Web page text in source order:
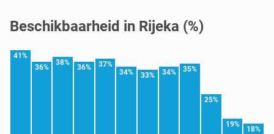
Beschikbaarheid in Rijeka (%)
41%
36%
38%
36% 37%
34% 33% 34% 35%
25%
19%
18%